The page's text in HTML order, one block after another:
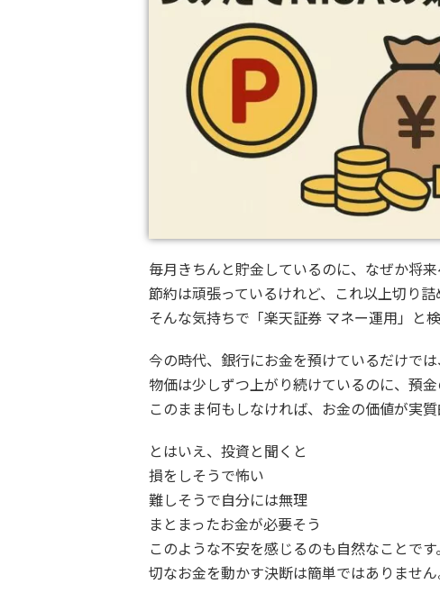
毎月きちんと貯金しているのに、なぜか将来
節約は頑張っているけれど、これ以上切り詰
そんな気持ちで「楽天証券 マネー運用」と
今の時代、銀行にお金を預けているだけで
物価は少しずつ上がり続けているのに、預金
このまま何もしなければ、お金の価値が実
とはいえ、投資と聞くと
損をしそうで怖い
難しそうで自分には無理
まとまったお金が必要そう
このような不安を感じるのも自然なことで
切なお金を動かす決断は簡単ではありません